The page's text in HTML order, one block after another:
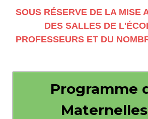
Activités périscolaires
periscolaire.berkendael@apeee-
BE91 3631 6790 0976
SOUS RÉSERVE DE LA MISE
DES SALLES DE
PROFESSEURS ET DU
Programme